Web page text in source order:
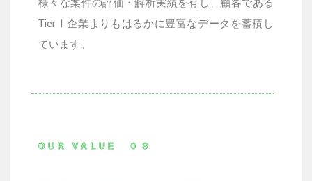
様々な案件の評価・解析実績を有し、顧客である
TierⅠ企業よりもはるかに豊富なデータを蓄積し
ています。
OUR VALUE ０３